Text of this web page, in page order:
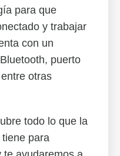
para que
y trabajar
con un
puerto
otras
todo lo que la
para